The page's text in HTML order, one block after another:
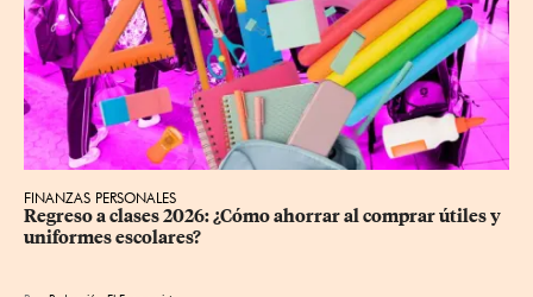
FINANZAS PERSONALES
Regreso a clases 2026: ¿Cómo ahorrar al comprar útiles y
uniformes escolares?